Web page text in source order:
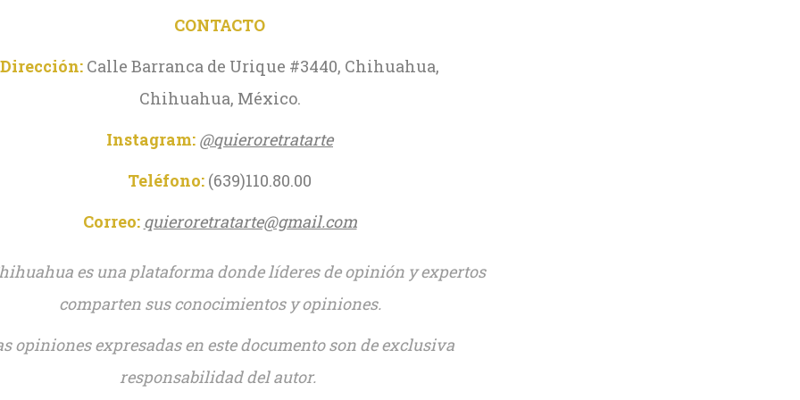
CONTACTO
Dirección: Calle Barranca de Urique #3440, Chihuahua,
Chihuahua, México.
Instagram: @quieroretratarte
Teléfono: (639)110.80.00
Correo: quieroretratarte@gmail.com
es una plataforma donde líderes de opinión y expertos
comparten sus conocimientos y opiniones.
opiniones expresadas en este documento son de exclusiva
responsabilidad del autor.